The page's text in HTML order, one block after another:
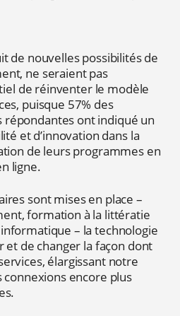
de nouvelles possibilités de
ne seraient pas
de réinventer le modèle
puisque 57% des
répondantes ont indiqué un
et d’innovation dans la
de leurs programmes en
ligne.
sont mises en place –
formation à la littératie
– la technologie
et de changer la façon dont
élargissant notre
encore plus